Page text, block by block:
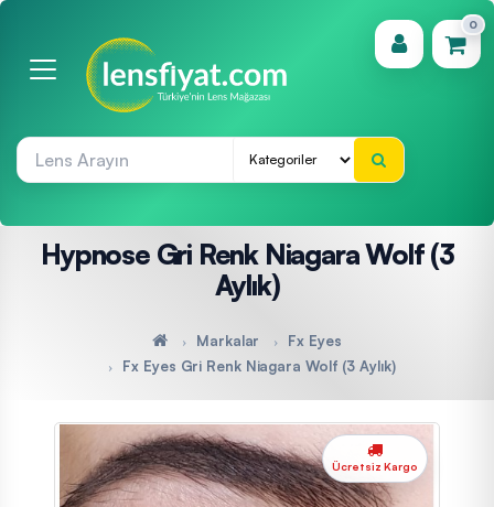
0
(0)
Hypnose Gri Renk Niagara Wolf (3
Aylık)
Markalar
Fx Eyes
Fx Eyes Gri Renk Niagara Wolf (3 Aylık)
Ücretsiz Kargo